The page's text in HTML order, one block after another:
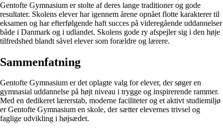
Gentofte Gymnasium er stolte af deres lange traditioner og gode
resultater. Skolens elever har igennem årene opnået flotte karakterer til
eksamen og har efterfølgende haft succes på videregående uddannelser
både i Danmark og i udlandet. Skolens gode ry afspejler sig i den høje
tilfredshed blandt såvel elever som forældre og lærere.
Sammenfatning
Gentofte Gymnasium er det oplagte valg for elever, der søger en
gymnasial uddannelse på højt niveau i trygge og inspirerende rammer.
Med en dedikeret lærerstab, moderne faciliteter og et aktivt studiemiljø
er Gentofte Gymnasium en skole, der sætter elevernes trivsel og
faglige udvikling i højsædet.